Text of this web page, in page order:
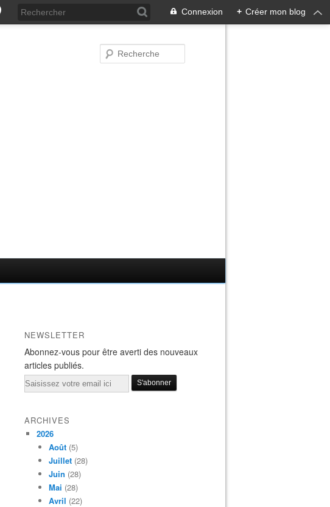
Connexion + Créer mon blog
NEWSLETTER
Abonnez-vous pour être averti des nouveaux
articles publiés.
Email
ARCHIVES
2026
Août (5)
Juillet (28)
Juin (28)
Mai (28)
Avril (22)